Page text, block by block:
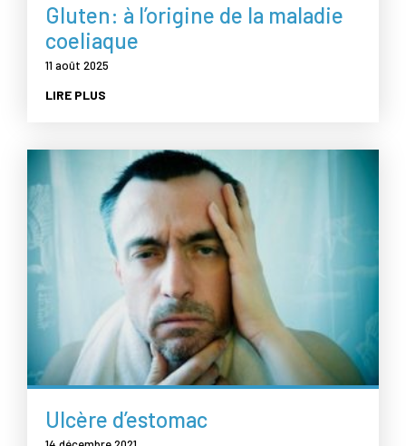
Gluten: à l’origine de la maladie
coeliaque
11 août 2025
LIRE PLUS
Ulcère d’estomac